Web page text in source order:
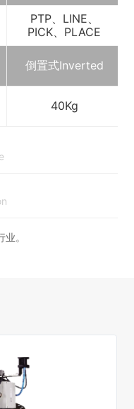
PTP、LINE、
PICK、PLACE
倒置式Inverted
40Kg
。